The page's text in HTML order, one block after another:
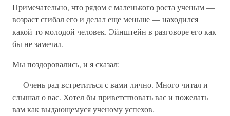
Примечательно, что рядом с маленького роста ученым —
возраст сгибал его и делал еще меньше — находился
какой-то молодой человек. Эйнштейн в разговоре его как
бы не замечал.
Мы поздоровались, и я сказал:
— Очень рад встретиться с вами лично. Много читал и
слышал о вас. Хотел бы приветствовать вас и пожелать
вам как выдающемуся ученому успехов.